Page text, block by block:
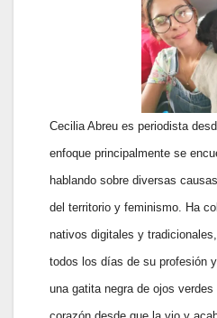
Cecilia Abreu es periodista
enfoque principalmente se
hablando sobre diversas
del territorio y feminismo. Ha
nativos digitales y
todos los días de su profesión
una gatita negra de ojos verdes